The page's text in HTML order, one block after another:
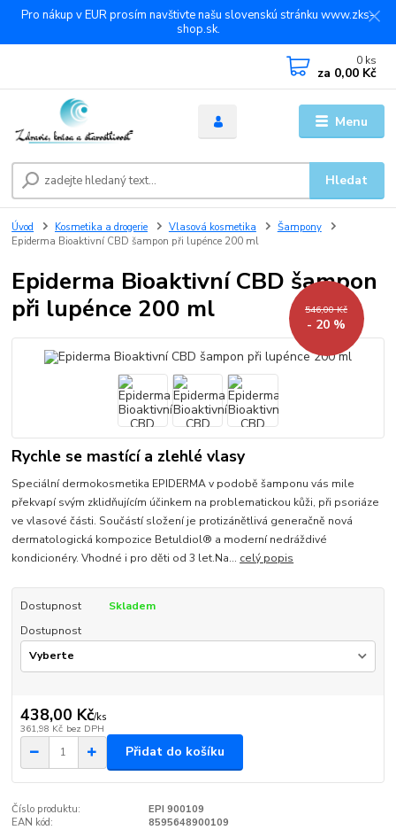
Pro nákup v EUR prosím navštivte našu slovenskú stránku www.zks-
shop.sk.
Menu
Hledat
0 ks
za 0,00 Kč
Úvod Kosmetika a drogerie Vlasová kosmetika
Šampony
Epiderma Bioaktivní CBD šampon při lupénce 200 ml
Epiderma Bioaktivní CBD šampon
při lupénce 200 ml
546,00 Kč
- 20 %
Rychle se mastící a zlehlé vlasy
Speciální dermokosmetika EPIDERMA v podobě šamponu vás mile
překvapí svým zklidňujícím účinkem na problematickou kůži, při psoriáze
ve vlasové části. Součástí složení je protizánětlivá generačně nová
dermatologická kompozice Betuldiol® a moderní nedráždivé
kondicionéry. Vhodné i pro děti od 3 let.Na... celý popis
Dostupnost
Skladem
Dostupnost
438,00 Kč/ks
361,98 Kč bez DPH
Přidat do košíku
Číslo produktu:
EPI 900109
EAN kód:
8595648900109